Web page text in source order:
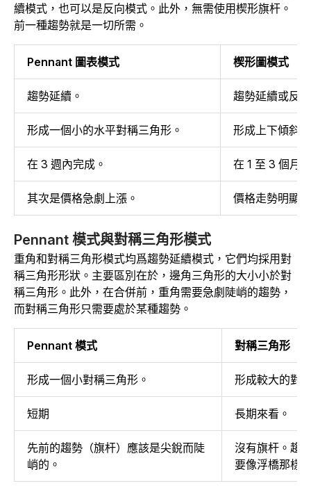
續模式，也可以是反向模式。此外，無需使用楔形旗杆。
前一種趨勢就是一切所需。
Pennant 圖表模式 楔形圖模式
趨勢延續。 趨勢延續或反
形成一個小的水平對稱三角形。 形成上下傾斜
在 3 週內完成。 在 1 至 3 個月
其次是價格急劇上漲。 價格走勢明顯。
Pennant 模式與對稱三角形模式
重角和對稱三角形模式均爲趨勢延續模式，它們均採用對
稱三角形形狀。主要區別在於，邊角三角形的大小小於對
稱三角形。此外，在合併前，重角需要急劇陡峭的趨勢，
而對稱三角形只需要處於某種趨勢。
Pennant 模式 對稱三角形
形成一個小對稱三角形。 形成較大的對
短期 長期來看。
先前的趨勢（旗杆）應該是尖銳而陡
峭的。
沒有旗杆。趨
要像浮橋那樣